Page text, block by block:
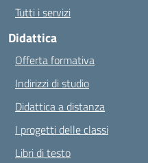
Tutti i servizi
Didattica
Offerta formativa
Indirizzi di studio
Didattica a distanza
I progetti delle classi
Libri di testo